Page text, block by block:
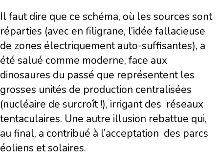
Il faut dire que ce schéma, où les sources sont
réparties (avec en filigrane, l’idée fallacieuse
de zones électriquement auto-suffisantes), a
été salué comme moderne, face aux
dinosaures du passé que représentent les
grosses unités de production centralisées
(nucléaire de surcroît !), irrigant des réseaux
tentaculaires. Une autre illusion rebattue qui,
au final, a contribué à l’acceptation des parcs
éoliens et solaires.